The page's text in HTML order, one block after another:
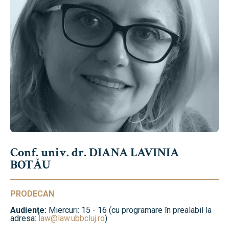
Conf. univ. dr. DIANA LAVINIA
BOTĂU
PRODECAN
Audienţe: Miercuri: 15 - 16 (cu programare în prealabil la
adresa: law@law.ubbcluj.ro)